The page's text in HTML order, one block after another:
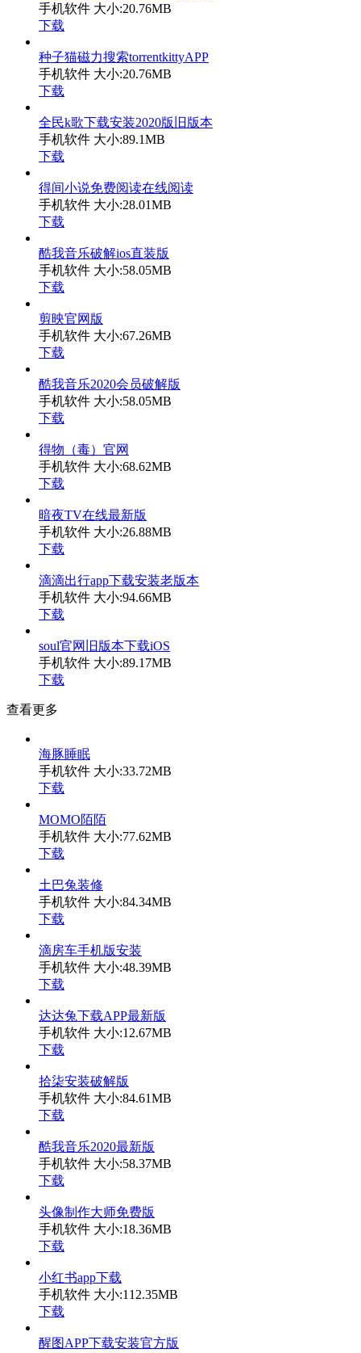
手机软件 大小:20.76MB
下载
种子猫磁力搜索torrentkittyAPP
手机软件 大小:20.76MB
下载
全民k歌下载安装2020版旧版本
手机软件 大小:89.1MB
下载
得间小说免费阅读在线阅读
手机软件 大小:28.01MB
下载
酷我音乐破解ios直装版
手机软件 大小:58.05MB
下载
剪映官网版
手机软件 大小:67.26MB
下载
酷我音乐2020会员破解版
手机软件 大小:58.05MB
下载
得物（毒）官网
手机软件 大小:68.62MB
下载
暗夜TV在线最新版
手机软件 大小:26.88MB
下载
滴滴出行app下载安装老版本
手机软件 大小:94.66MB
下载
soul官网旧版本下载iOS
手机软件 大小:89.17MB
下载
查看更多
海豚睡眠
手机软件 大小:33.72MB
下载
MOMO陌陌
手机软件 大小:77.62MB
下载
土巴兔装修
手机软件 大小:84.34MB
下载
滴房车手机版安装
手机软件 大小:48.39MB
下载
达达兔下载APP最新版
手机软件 大小:12.67MB
下载
拾柒安装破解版
手机软件 大小:84.61MB
下载
酷我音乐2020最新版
手机软件 大小:58.37MB
下载
头像制作大师免费版
手机软件 大小:18.36MB
下载
小红书app下载
手机软件 大小:112.35MB
下载
醒图APP下载安装官方版